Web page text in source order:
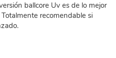
ballcore Uv es de lo mejor
recomendable si